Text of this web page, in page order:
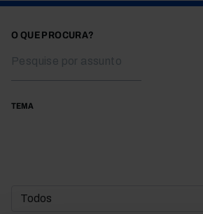
O QUE PROCURA?
TEMA